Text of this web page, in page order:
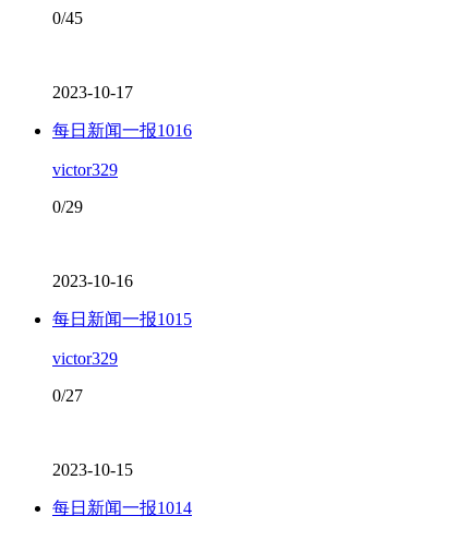
0/45
2023-10-17
每日新闻一报1016
victor329
0/29
2023-10-16
每日新闻一报1015
victor329
0/27
2023-10-15
每日新闻一报1014